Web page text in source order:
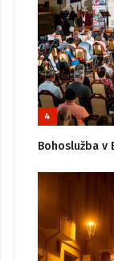
4
Bohoslužba v